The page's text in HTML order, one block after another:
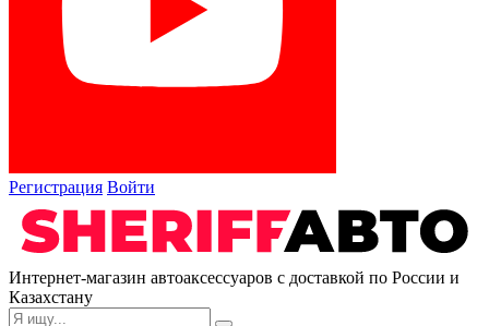
Регистрация Войти
Интернет-магазин автоаксессуаров с доставкой по России и
Казахстану